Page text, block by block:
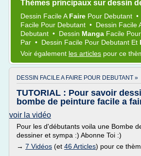
Thèmes principaux sur dessin
Dessin FacileA Faire Pour Debutant •
Facile Pour Debutant • Dessin Facile
Debutant • Dessin Manga Facile Pour
Par • Dessin Facile Pour Debutant Et
Voir également les articles pour ce
DESSIN FACILE A FAIRE POUR DEBUTANT »
TUTORIAL : Pour savoir
bombe de peinture facile a
voir la vidéo
Pour les d'débutants voila une Bombe
dessiner et sympa :) Abonne Toi :)
→ 7 Vidéos (et 46 Articles) pour ce